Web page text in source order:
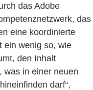
das Adobe
das
eine koordinierte
ein wenig so, wie
den Inhalt
was in einer neuen
darf“,